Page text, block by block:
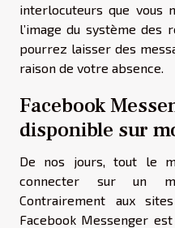
interlocuteurs que vous
l’image du système des
pourrez laisser des
raison de votre absence.
Facebook
disponible sur
De nos jours, tout le
connecter sur un
Contrairement aux
Facebook Messenger